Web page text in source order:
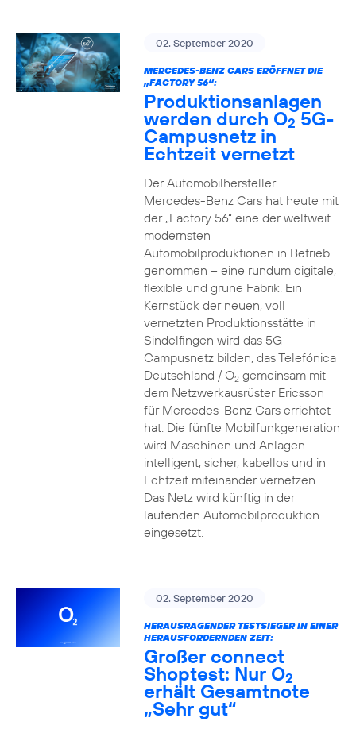
02. September 2020
MERCEDES-BENZ CARS ERÖFFNET DIE
„FACTORY 56“:
Produktionsanlagen
werden durch O25G-
Campusnetz in
Echtzeit vernetzt
Der Automobilhersteller
Mercedes-Benz Cars hat heute mit
der „Factory 56“ eine der weltweit
modernsten
Automobilproduktionen in Betrieb
genommen – eine rundum digitale,
flexible und grüne Fabrik. Ein
Kernstück der neuen, voll
vernetzten Produktionsstätte in
Sindelfingen wird das 5G-
Campusnetz bilden, das Telefónica
Deutschland / O2gemeinsam mit
dem Netzwerkausrüster Ericsson
für Mercedes-Benz Cars errichtet
hat. Die fünfte Mobilfunkgeneration
wird Maschinen und Anlagen
intelligent, sicher, kabellos und in
Echtzeit miteinander vernetzen.
Das Netz wird künftig in der
laufenden Automobilproduktion
eingesetzt.
02. September 2020
HERAUSRAGENDER TESTSIEGER IN EINER
HERAUSFORDERNDEN ZEIT:
Großer connect
Shoptest: Nur O2
erhält Gesamtnote
„Sehr gut“